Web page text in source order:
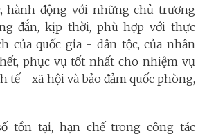
hành động với những chủ trương
đắn, kịp thời, phù hợp với thực
của quốc gia - dân tộc, của nhân
phục vụ tốt nhất cho nhiệm vụ
tế - xã hội và bảo đảm quốc phòng,
tồn tại, hạn chế trong công tác